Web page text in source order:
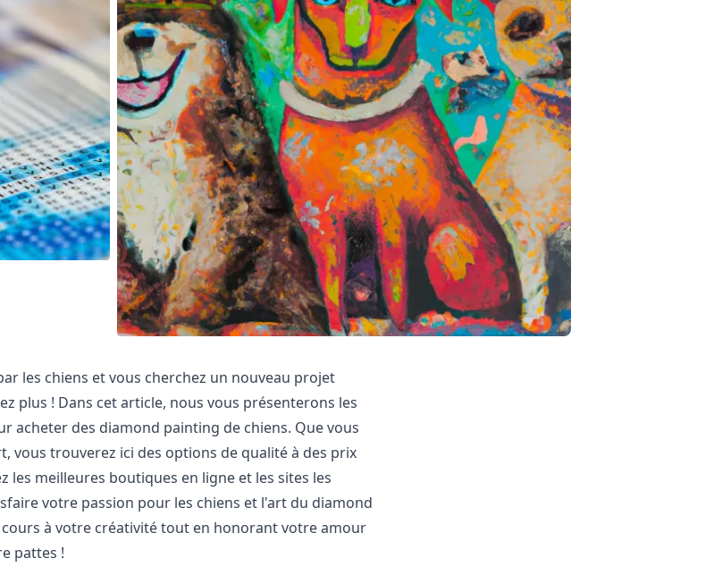
les chiens et vous cherchez un nouveau projet
plus ! Dans cet article, nous vous présenterons les
acheter des diamond painting de chiens. Que vous
vous trouverez ici des options de qualité à des prix
les meilleures boutiques en ligne et les sites les
votre passion pour les chiens et l'art du diamond
à votre créativité tout en honorant votre amour
pattes !